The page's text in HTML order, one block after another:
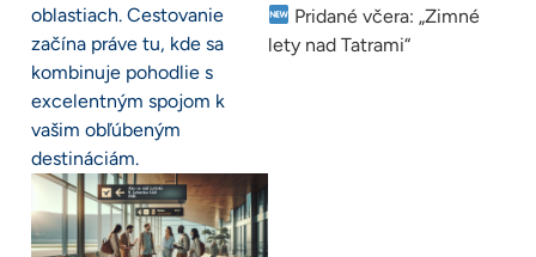
oblastiach. Cestovanie
začína práve tu, kde sa
kombinuje pohodlie s
excelentným spojom k
vašim obľúbeným
destináciám.
Pridané včera: „Zimné
lety nad Tatrami“